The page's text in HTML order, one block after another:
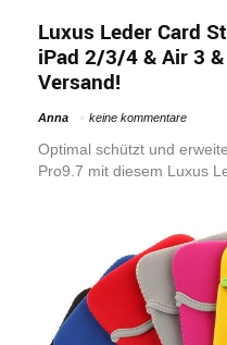
Luxus Leder Card
iPad 2/3/4 & Air 3
Versand!
Anna keine kommentare
Optimal schützt und
Pro9.7 mit diesem Luxus